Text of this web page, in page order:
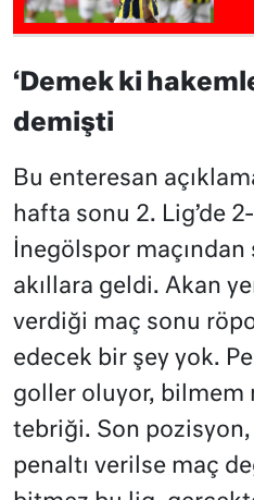
‘Demek ki
demişti
Bu enteresan
hafta sonu 2. Lig’de
İnegölspor
akıllara geldi. Akan
verdiği maç sonu
edecek bir şey yok.
goller oluyor, bilmem
tebriği. Son
penaltı verilse maç